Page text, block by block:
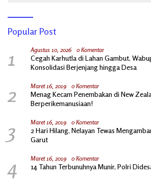
Popular Post
1 Agustus 10, 2026 0 Komentar
Cegah Karhutla di Lahan Gambut,
Konsolidasi Berjenjang hingga Desa
2 Maret 16, 2019 0 Komentar
Menag Kecam Penembakan di New
Berperikemanusiaan!
3 Maret 16, 2019 0 Komentar
2 Hari Hilang, Nelayan Tewas
Garut
4 Maret 16, 2019 0 Komentar
14 Tahun Terbunuhnya Munir, Polri